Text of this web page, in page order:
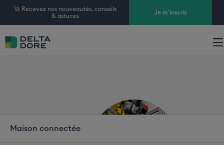
🚀 Recevez nos nouveautés, conseils
& astuces
Je m'inscris
Maison connectée